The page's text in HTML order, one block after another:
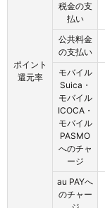
ポイント
還元率
税金の支
払い
公共料金
の支払い
モバイル
Suica・
モバイル
ICOCA・
モバイル
PASMO
へのチャ
ージ
au PAYへ
のチャー